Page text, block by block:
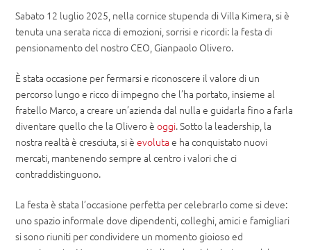
Sabato 12 luglio 2025, nella cornice stupenda di Villa Kimera, si è
tenuta una serata ricca di emozioni, sorrisi e ricordi: la festa di
pensionamento del nostro CEO, Gianpaolo Olivero.
È stata occasione per fermarsi e riconoscere il valore di un
percorso lungo e ricco di impegno che l’ha portato, insieme al
fratello Marco, a creare un’azienda dal nulla e guidarla fino a farla
diventare quello che la Olivero èoggi. Sotto la leadership, la
nostra realtà è cresciuta, si èevolutae ha conquistato nuovi
mercati, mantenendo sempre al centro i valori che ci
contraddistinguono.
La festa è stata l’occasione perfetta per celebrarlo come si deve:
uno spazio informale dove dipendenti, colleghi, amici e famigliari
si sono riuniti per condividere un momento gioioso ed